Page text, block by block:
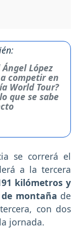
López
competir en
World Tour?
que se sabe
se correrá el
a la tercera
kilómetros y
montaña de
con dos
jornada.